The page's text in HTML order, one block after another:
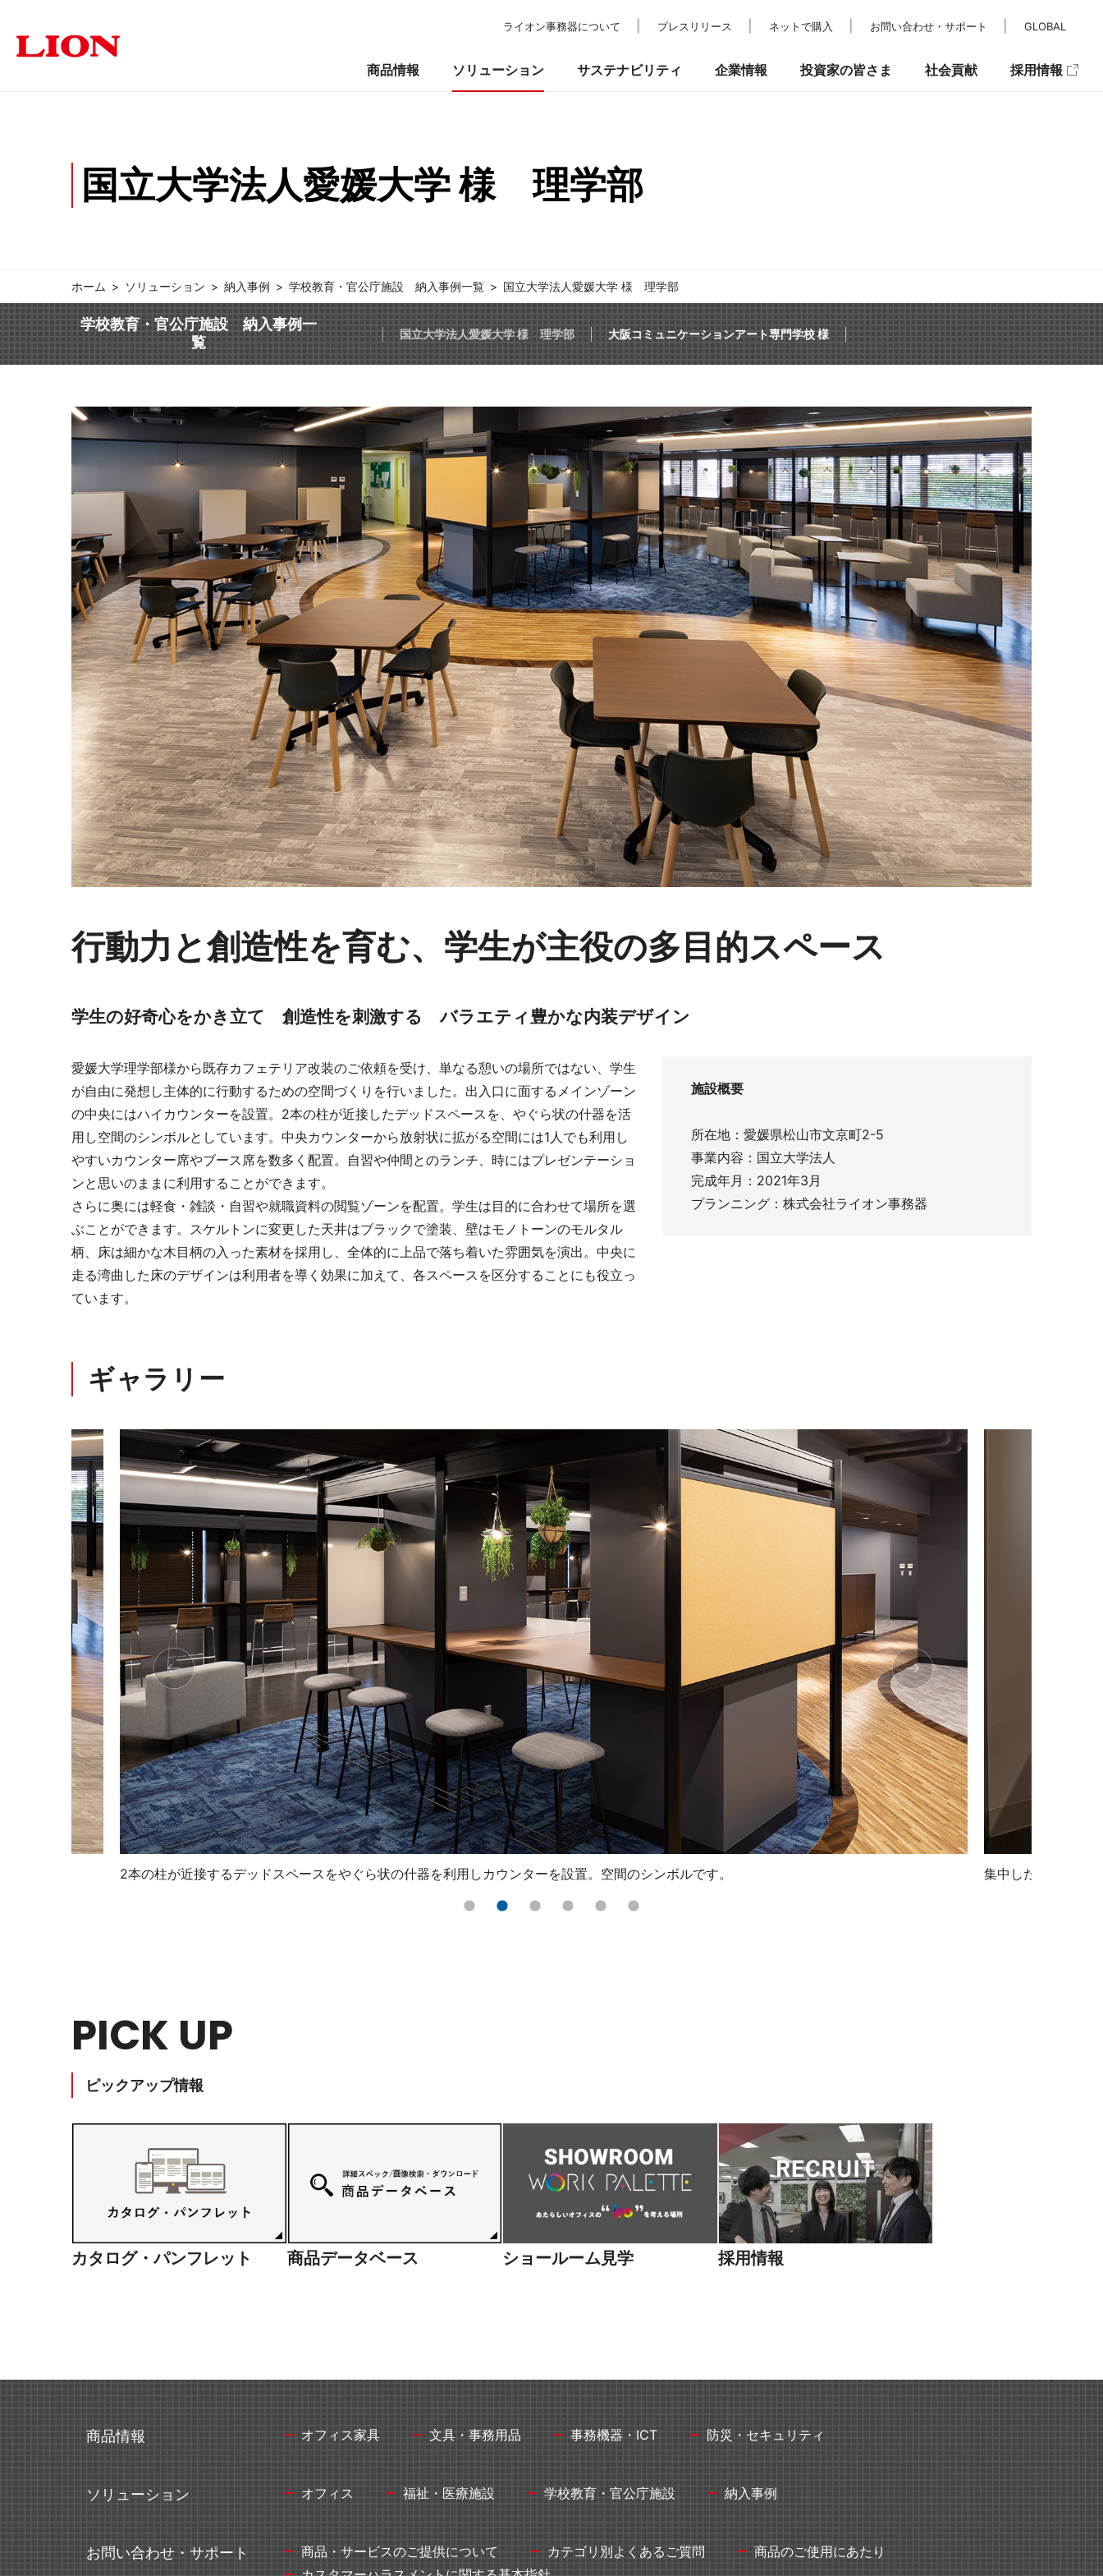
国立大学法人愛媛大学 様 理学部
ホーム ソリューション 納入事例 学校教育・官公庁施設 納入事例一覧 国立大学法人愛媛大学 様 理学部
学校教育・官公庁施設 納入事例一
覧
国立大学法人愛媛大学 様 理学部 大阪コミュニケーションアート専門学校 様
行動力と創造性を育む、学生が主役の多目的スペース
学生の好奇心をかき立て 創造性を刺激する バラエティ豊かな内装デザイン
愛媛大学理学部様から既存カフェテリア改装のご依頼を受け、単なる憩いの場所ではない、学生
が自由に発想し主体的に行動するための空間づくりを行いました。出入口に面するメインゾーン
の中央にはハイカウンターを設置。2本の柱が近接したデッドスペースを、やぐら状の什器を活
用し空間のシンボルとしています。中央カウンターから放射状に拡がる空間には1人でも利用し
やすいカウンター席やブース席を数多く配置。自習や仲間とのランチ、時にはプレゼンテーショ
ンと思いのままに利用することができます。
さらに奥には軽食・雑談・自習や就職資料の閲覧ゾーンを配置。学生は目的に合わせて場所を選
ぶことができます。スケルトンに変更した天井はブラックで塗装、壁はモノトーンのモルタル
柄、床は細かな木目柄の入った素材を採用し、全体的に上品で落ち着いた雰囲気を演出。中央に
走る湾曲した床のデザインは利用者を導く効果に加えて、各スペースを区分することにも役立っ
ています。
施設概要
所在地：愛媛県松山市文京町2-5
事業内容：国立大学法人
完成年月：2021年3月
プランニング：株式会社ライオン事務器
ギャラリー
2本の柱が近接するデッドスペースをやぐら状の什器を利用しカウンターを設置。空間のシンボルです。 集中したり、休息
PICK UP
ピックアップ情報
カタログ・パンフレット 商品データベース ショールーム見学 採用情報
商品情報 オフィス家具 文具・事務用品 事務機器・ICT 防災・セキュリティ
ソリューション オフィス 福祉・医療施設 学校教育・官公庁施設 納入事例
お問い合わせ・サポート 商品・サービスのご提供について カテゴリ別よくあるご質問
商品のご使用にあたり
ライオン事務器について プレスリリース ネットで購入 お問い合わせ・サポート GLOBAL
オフィス家具
デスク・テーブル
個室ブース・パーティション
チェアー
ミーティングサポート
教育施設用家具
文具・事務用品
事務用品
夢工房プロジェクト
抗菌対応商品
推し活向け商品
事務機器・ICT
事務機器
ICT
防災
セキュリティ
商品情報
オフィス 福祉・医療施設 学校教育・官公庁施設 納入事例
ソリューション
トップメッセージ サステナビリティの考え方 環境 社会 ガバナンス
サステナビリティ
トップメッセージ ライオン事務器について 事業所一覧 ショールーム
企業情報
経営方針 個人投資家の皆さまへ 業績・財務 IRライブラリ
投資家の皆さま 社会貢献 採用情報